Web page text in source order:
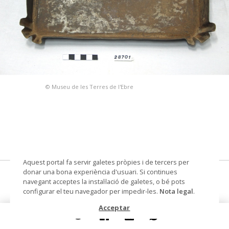
© Museu de les Terres de l'Ebre
flamera (llanda)
Materials i tècniques llauna
Aquest portal fa servir galetes pròpies i de tercers per
donar una bona experiència d'usuari. Si continues
navegant acceptes la instal·lació de galetes, o bé pots
configurar el teu navegador per impedir-les. Nota legal.
Acceptar